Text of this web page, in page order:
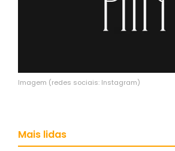
Imagem (redes sociais: Instagram)
Mais lidas